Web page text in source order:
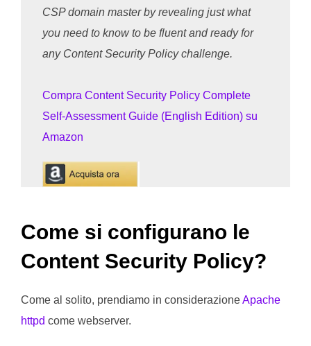
CSP domain master by revealing just what
you need to know to be fluent and ready for
any Content Security Policy challenge.
Compra Content Security Policy Complete
Self-Assessment Guide (English Edition) su
Amazon
Come si configurano le
Content Security Policy?
Come al solito, prendiamo in considerazioneApache
httpd come webserver.